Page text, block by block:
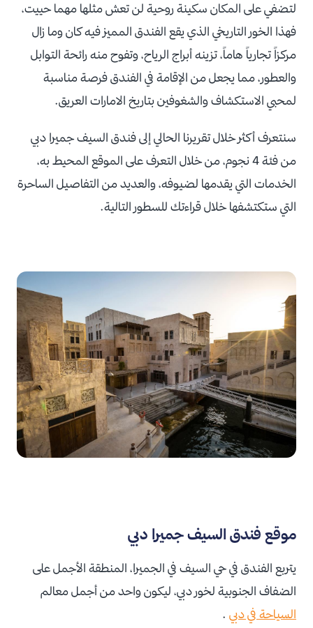
لتضفي على المكان سكينة روحية لن تعش مثلها مهما حييت،
فهذا الخور التاريخي الذي يقع الفندق المميز فيه كان وما زال
مركزاً تجارياً هاماً، تزينه أبراج الرياح، وتفوح منه رائحة التوابل
والعطور، مما يجعل من الإقامة في الفندق فرصة مناسبة
لمحبي الاستكشاف والشغوفين بتاريخ الامارات العريق.
سنتعرف أكثر خلال تقريرنا الحالي إلى فندق السيف جميرا دبي
من فئة 4 نجوم، من خلال التعرف على الموقع المحيط به،
الخدمات التي يقدمها لضيوفه، والعديد من التفاصيل الساحرة
التي ستكتشفها خلال قراءتك للسطور التالية.
موقع فندق السيف جميرا دبي
يتربع الفندق في حي السيف في الجميرا، المنطقة الأجمل على
الضفاف الجنوبية لخور دبي، ليكون واحد من أجمل معالم
السياحة في دبي .